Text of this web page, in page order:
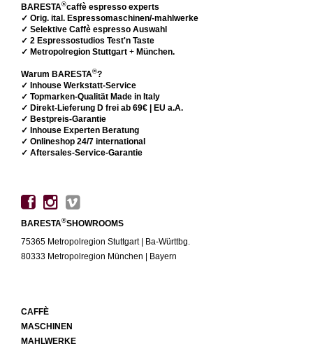
BARESTA®caffè espresso experts
✓ Orig. ital. Espressomaschinen/-mahlwerke
✓ Selektive Caffè espresso Auswahl
✓ 2 Espressostudios Test'n Taste
✓ Metropolregion Stuttgart + München.
Warum BARESTA®?
✓ Inhouse Werkstatt-Service
✓ Topmarken-Qualität Made in Italy
✓ Direkt-Lieferung D frei ab 69€ | EU a.A.
✓ Bestpreis-Garantie
✓ Inhouse Experten Beratung
✓ Onlineshop 24/7 international
✓ Aftersales-Service-Garantie
BARESTA®SHOWROOMS
75365 Metropolregion Stuttgart | Ba-Württbg.
80333 Metropolregion München | Bayern
CAFFÈ
MASCHINEN
MAHLWERKE